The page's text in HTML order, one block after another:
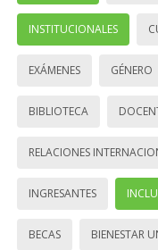
INSTITUCIONALES
EXÁMENES GÉNERO
BIBLIOTECA
RELACIONES
INGRESANTES
BECAS BIENESTAR